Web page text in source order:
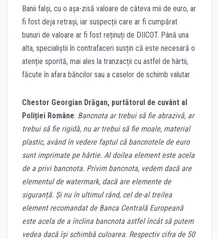
Banii falși, cu o așa-zisă valoare de câteva mii de euro, ar
fi fost deja retrași, iar suspecții care ar fi cumpărat
bunuri de valoare ar fi fost reținuți de DIICOT. Până una
alta, specialiștii în contrafaceri susțin că este necesară o
atenție sporită, mai ales la tranzacții cu astfel de hârtii,
făcute în afara băncilor sau a caselor de schimb valutar.
Chestor Georgian Drăgan, purtătorul de cuvânt al
Poliției Române: Bancnota ar trebui să fie abrazivă, ar
trebui să fie rigidă, nu ar trebui să fie moale, material
plastic, având în vedere faptul că bancnotele de euro
sunt imprimate pe hârtie. Al doilea element este acela
de a privi bancnota. Privim bancnota, vedem dacă are
elementul de watermark, dacă are elemente de
siguranță. Și nu în ultimul rând, cel de-al treilea
element recomandat de Banca Centrală Europeană
este acela de a înclina bancnota astfel încât să putem
vedea dacă își schimbă culoarea. Respectiv cifra de 50